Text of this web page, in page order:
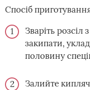
Спосіб
Зваріть розсіл
закипати,
половину
Залийте